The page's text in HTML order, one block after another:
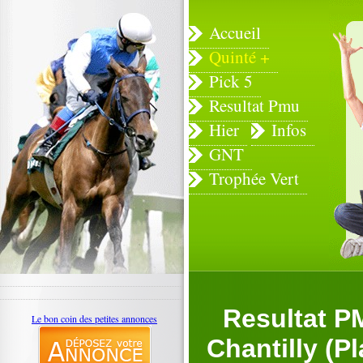
Accueil
Quinté +
Pick 5
Resultat Pmu
Hier
Infos
GNT
Trophée Vert
Resultat
Chantilly
Le bon coin des petites annonces